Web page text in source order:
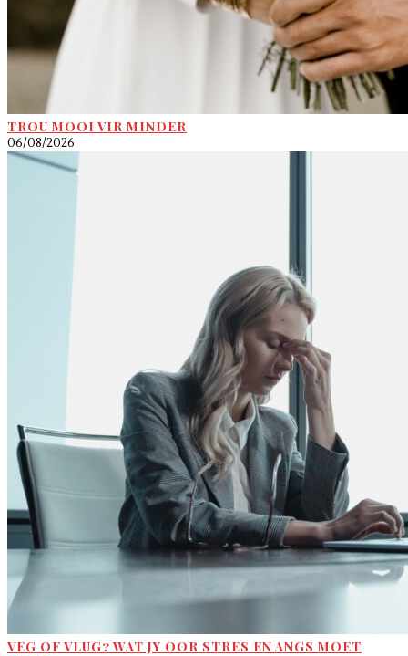
TROU MOOI VIR MINDER
06/08/2026
VEG OF VLUG? WAT JY OOR STRES EN ANGS MOET